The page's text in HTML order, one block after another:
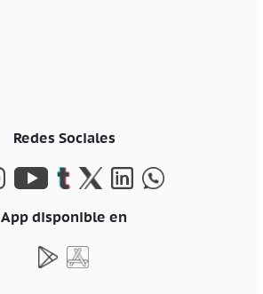
Redes Sociales
App disponible en